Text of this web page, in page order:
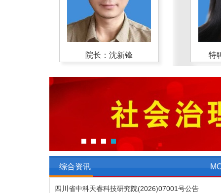
院长：沈新锋
特聘顾问：魏启伟 特聘
综合资讯
四川省中科天睿科技研究院(2026)07001号公告